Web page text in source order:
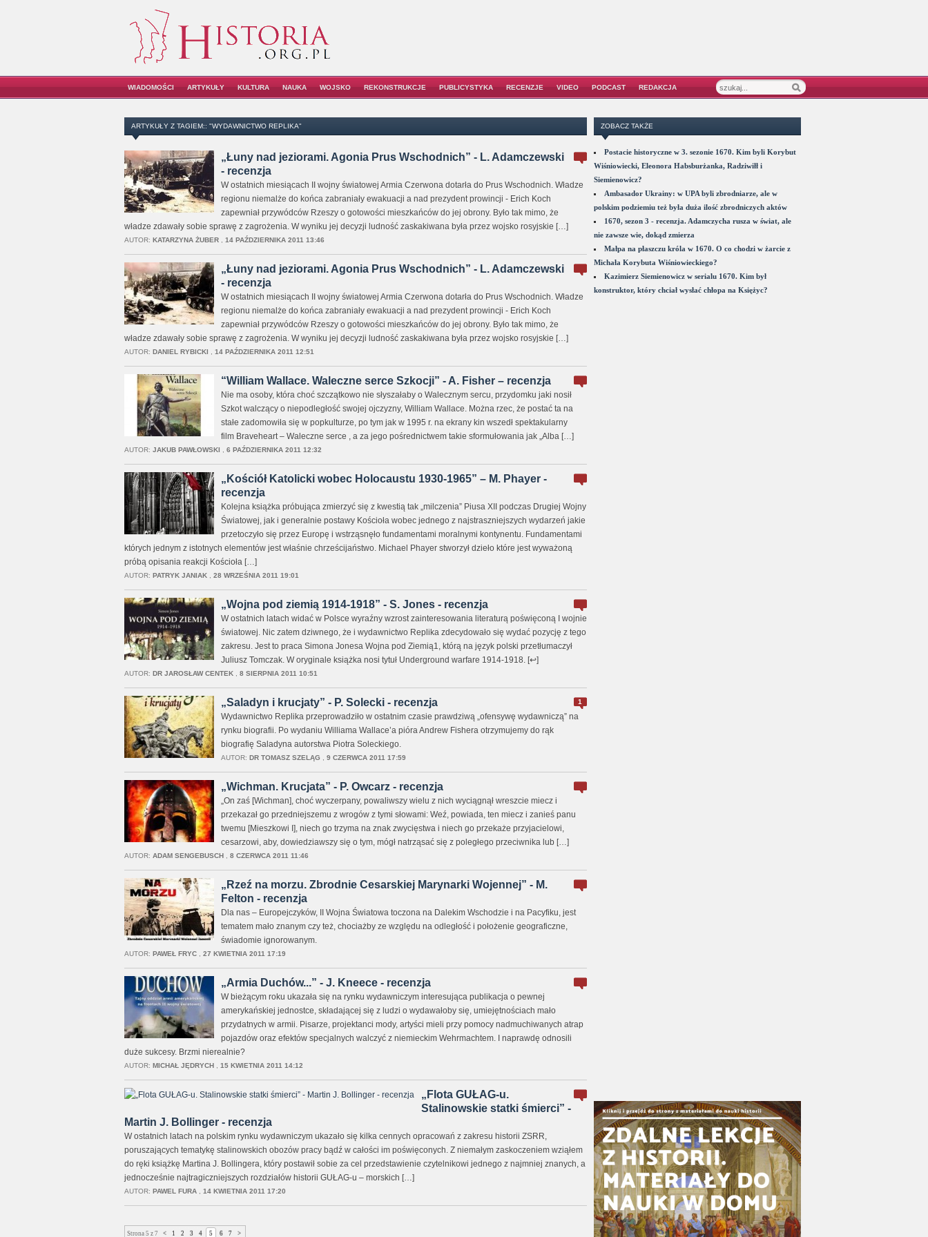
WIADOMOŚCI ARTYKUŁY KULTURA NAUKA WOJSKO REKONSTRUKCJE PUBLICYSTYKA RECENZJE VIDEO PODCAST REDAKCJA
ARTYKUŁY Z TAGIEM:: "WYDAWNICTWO REPLIKA"
„Łuny nad jeziorami. Agonia Prus Wschodnich” - L. Adamczewski
- recenzja
W ostatnich miesiącach II wojny światowej Armia Czerwona dotarła do Prus Wschodnich. Władze
regionu niemalże do końca zabraniały ewakuacji a nad prezydent prowincji - Erich Koch
zapewniał przywódców Rzeszy o gotowości mieszkańców do jej obrony. Było tak mimo, że
władze zdawały sobie sprawę z zagrożenia. W wyniku jej decyzji ludność zaskakiwana była przez wojsko rosyjskie […]
AUTOR: KATARZYNA ŻUBER, 14 PAŹDZIERNIKA 2011 13:46
„Łuny nad jeziorami. Agonia Prus Wschodnich” - L. Adamczewski
- recenzja
W ostatnich miesiącach II wojny światowej Armia Czerwona dotarła do Prus Wschodnich. Władze
regionu niemalże do końca zabraniały ewakuacji a nad prezydent prowincji - Erich Koch
zapewniał przywódców Rzeszy o gotowości mieszkańców do jej obrony. Było tak mimo, że
władze zdawały sobie sprawę z zagrożenia. W wyniku jej decyzji ludność zaskakiwana była przez wojsko rosyjskie […]
AUTOR: DANIEL RYBICKI 14 PAŹDZIERNIKA 2011 12:51
“William Wallace. Waleczne serce Szkocji” - A. Fisher – recenzja
Nie ma osoby, która choć szczątkowo nie słyszałaby o Walecznym sercu, przydomku jaki nosił
Szkot walczący o niepodległość swojej ojczyzny, William Wallace. Można rzec, że postać ta na
stałe zadomowiła się w popkulturze, po tym jak w 1995 r. na ekrany kin wszedł spektakularny
film Braveheart – Waleczne serce , a za jego pośrednictwem takie sformułowania jak „Alba […]
AUTOR: JAKUB PAWŁOWSKI 6 PAŹDZIERNIKA 2011 12:32
„Kościół Katolicki wobec Holocaustu 1930-1965” – M. Phayer -
recenzja
Kolejna książka próbująca zmierzyć się z kwestią tak „milczenia” Piusa XII podczas Drugiej Wojny
Światowej, jak i generalnie postawy Kościoła wobec jednego z najstraszniejszych wydarzeń jakie
przetoczyło się przez Europę i wstrząsnęło fundamentami moralnymi kontynentu. Fundamentami
których jednym z istotnych elementów jest właśnie chrześcijaństwo. Michael Phayer stworzył dzieło które jest wyważoną
próbą opisania reakcji Kościoła […]
AUTOR: PATRYK JANIAK, 28 WRZEŚNIA 2011 19:01
„Wojna pod ziemią 1914-1918” - S. Jones - recenzja
W ostatnich latach widać w Polsce wyraźny wzrost zainteresowania literaturą poświęconą I wojnie
światowej. Nic zatem dziwnego, że i wydawnictwo Replika zdecydowało się wydać pozycję z tego
zakresu. Jest to praca Simona Jonesa Wojna pod Ziemią1, którą na język polski przetłumaczył
Juliusz Tomczak. W oryginale książka nosi tytuł Underground warfare 1914-1918. [↩]
AUTOR: DR JAROSŁAW CENTEK, 8 SIERPNIA 2011 10:51
1
„Saladyn i krucjaty” - P. Solecki - recenzja
Wydawnictwo Replika przeprowadziło w ostatnim czasie prawdziwą „ofensywę wydawniczą” na
rynku biografii. Po wydaniu Williama Wallace’a pióra Andrew Fishera otrzymujemy do rąk
biografię Saladyna autorstwa Piotra Soleckiego.
AUTOR: DR TOMASZ SZELĄG 9 CZERWCA 2011 17:59
„Wichman. Krucjata” - P. Owcarz - recenzja
„On zaś [Wichman], choć wyczerpany, powaliwszy wielu z nich wyciągnął wreszcie miecz i
przekazał go przedniejszemu z wrogów z tymi słowami: Weź, powiada, ten miecz i zanieś panu
twemu [Mieszkowi I], niech go trzyma na znak zwycięstwa i niech go przekaże przyjacielowi,
cesarzowi, aby, dowiedziawszy się o tym, mógł natrząsać się z poległego przeciwnika lub […]
AUTOR: ADAM SENGEBUSCH, 8 CZERWCA 2011 11:46
„Rzeź na morzu. Zbrodnie Cesarskiej Marynarki Wojennej” - M.
Felton - recenzja
Dla nas – Europejczyków, II Wojna Światowa toczona na Dalekim Wschodzie i na Pacyfiku, jest
tematem mało znanym czy też, chociażby ze względu na odległość i położenie geograficzne,
świadomie ignorowanym.
AUTOR: PAWEŁ FRYC, 27 KWIETNIA 2011 17:19
„Armia Duchów...” - J. Kneece - recenzja
W bieżącym roku ukazała się na rynku wydawniczym interesująca publikacja o pewnej
amerykańskiej jednostce, składającej się z ludzi o wydawałoby się, umiejętnościach mało
przydatnych w armii. Pisarze, projektanci mody, artyści mieli przy pomocy nadmuchiwanych atrap
pojazdów oraz efektów specjalnych walczyć z niemieckim Wehrmachtem. I naprawdę odnosili
duże sukcesy. Brzmi nierealnie?
AUTOR: MICHAŁ JĘDRYCH, 15 KWIETNIA 2011 14:12
„Flota GUŁAG-u.
Stalinowskie statki śmierci” -
Martin J. Bollinger - recenzja
W ostatnich latach na polskim rynku wydawniczym ukazało się kilka cennych opracowań z zakresu historii ZSRR,
poruszających tematykę stalinowskich obozów pracy bądź w całości im poświęconych. Z niemałym zaskoczeniem wziąłem
do ręki książkę Martina J. Bollingera, który postawił sobie za cel przedstawienie czytelnikowi jednego z najmniej znanych, a
jednocześnie najtragiczniejszych rozdziałów historii GUŁAG-u – morskich […]
AUTOR: PAWEL FURA, 14 KWIETNIA 2011 17:20
Strona 5 z 7 < 1 2 3 4 5 6 7 >
ZOBACZ TAKŻE
Postacie historyczne w 3. sezonie 1670. Kim byli Korybut
Wiśniowiecki, Eleonora Habsburżanka, Radziwiłł i
Siemienowicz?
Ambasador Ukrainy: w UPA byli zbrodniarze, ale w
polskim podziemiu też była duża ilość zbrodniczych aktów
1670, sezon 3 - recenzja. Adamczycha rusza w świat, ale
nie zawsze wie, dokąd zmierza
Małpa na płaszczu króla w 1670. O co chodzi w żarcie z
Michała Korybuta Wiśniowieckiego?
Kazimierz Siemienowicz w serialu 1670. Kim był
konstruktor, który chciał wysłać chłopa na Księżyc?